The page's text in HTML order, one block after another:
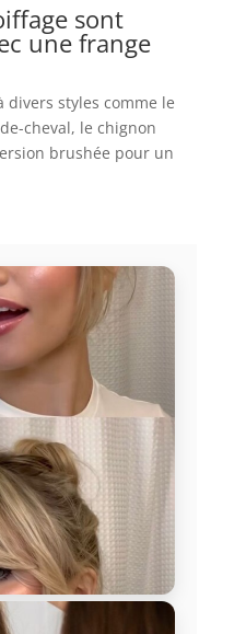
sont
une frange
divers styles comme le
cheval, le chignon
brushée pour un